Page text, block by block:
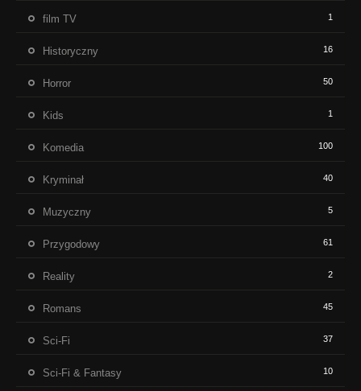
film TV 1
Historyczny 16
Horror 50
Kids 1
Komedia 100
Kryminał 40
Muzyczny 5
Przygodowy 61
Reality 2
Romans 45
Sci-Fi 37
Sci-Fi & Fantasy 10